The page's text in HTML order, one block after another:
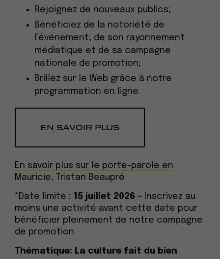
Rejoignez de nouveaux publics;
Bénéficiez de la notoriété de
l’événement, de son rayonnement
médiatique et de sa campagne
nationale de promotion;
Brillez sur le Web grâce à notre
programmation en ligne.
EN SAVOIR PLUS
En savoir plus sur le porte-parole en
Mauricie, Tristan Beaupré
*Date limite : 15 juillet 2026 – Inscrivez au
moins une activité avant cette date pour
bénéficier pleinement de notre campagne
de promotion
Thématique: La culture fait du bien